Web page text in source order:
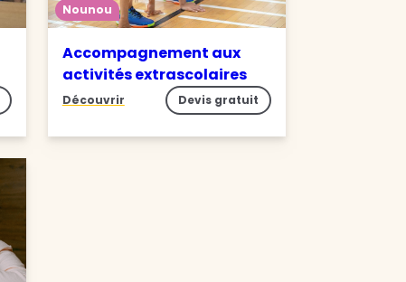
Nounou
Accompagnement aux
activités extrascolaires
Découvrir Devis gratuit